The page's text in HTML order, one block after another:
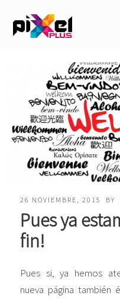
26 NOVIEMBRE, 2015 BY
Pues ya
fin!
Pues si, ya hemos
nueva página